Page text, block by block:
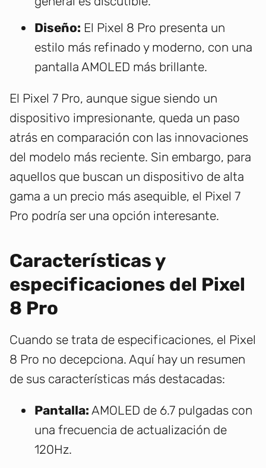
Diseño: El Pixel 8 Pro presenta un
estilo más refinado y moderno, con una
pantalla AMOLED más brillante.
El Pixel 7 Pro, aunque sigue siendo un
dispositivo impresionante, queda un paso
atrás en comparación con las innovaciones
del modelo más reciente. Sin embargo, para
aquellos que buscan un dispositivo de alta
gama a un precio más asequible, el Pixel 7
Pro podría ser una opción interesante.
Características y
especificaciones del Pixel
8 Pro
Cuando se trata de especificaciones, el Pixel
8 Pro no decepciona. Aquí hay un resumen
de sus características más destacadas:
Pantalla: AMOLED de 6.7 pulgadas con
una frecuencia de actualización de
120Hz.